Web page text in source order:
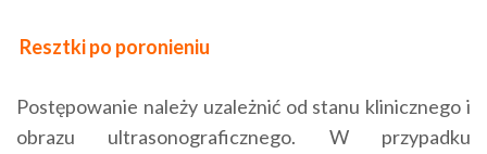
Resztki po poronieniu
Postępowanie należy uzależnić od stanu klinicznego i
obrazu ultrasonograficznego. W przypadku